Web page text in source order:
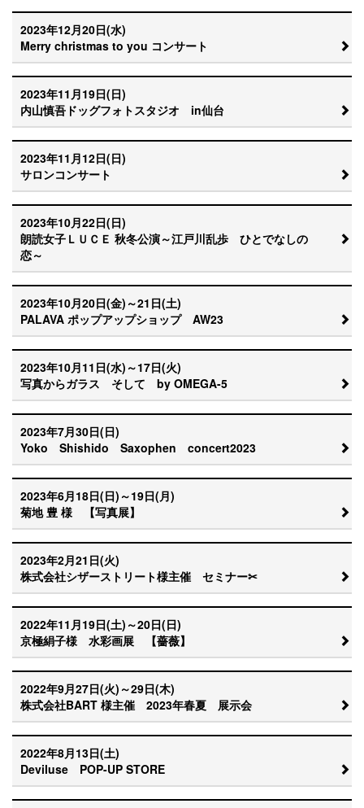
2023年12月20日(水)
Merry christmas to you コンサート
2023年11月19日(日)
内山慎吾ドッグフォトスタジオ in仙台
2023年11月12日(日)
サロンコンサート
2023年10月22日(日)
朗読女子ＬＵＣＥ 秋冬公演～江戸川乱歩 ひとでなしの
恋～
2023年10月20日(金)～21日(土)
PALAVA ポップアップショップ AW23
2023年10月11日(水)～17日(火)
写真からガラス そして by OMEGA-5
2023年7月30日(日)
Yoko Shishido Saxophen concert2023
2023年6月18日(日)～19日(月)
菊地 豊 様 【写真展】
2023年2月21日(火)
株式会社シザーストリート様主催 セミナー✂
2022年11月19日(土)～20日(日)
京極絹子様 水彩画展 【薔薇】
2022年9月27日(火)～29日(木)
株式会社BART 様主催 2023年春夏 展示会
2022年8月13日(土)
Deviluse POP-UP STORE